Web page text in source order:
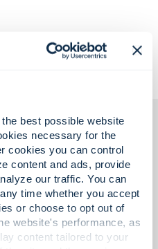
best possible website
necessary for the
cookies you can control
content and ads, provide
our traffic. You can
time whether you accept
or choose to opt out of
website's performance, as
content tailored to your